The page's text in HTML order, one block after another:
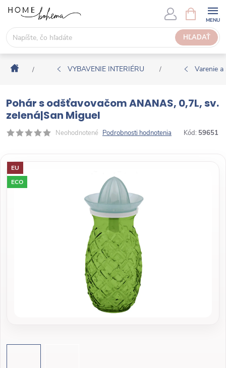
s
HĽADAŤ
Á
K
U
P
N
O
Š
K
Domov
/ VYBAVENIE INTERIÉRU / Varenie
Pohár s odšťavovačom ANANAS, 0,7L, sv.
zelená|San Miguel
Neohodnotené Podrobnosti hodnotenia Kód: 59651
EU
ECO